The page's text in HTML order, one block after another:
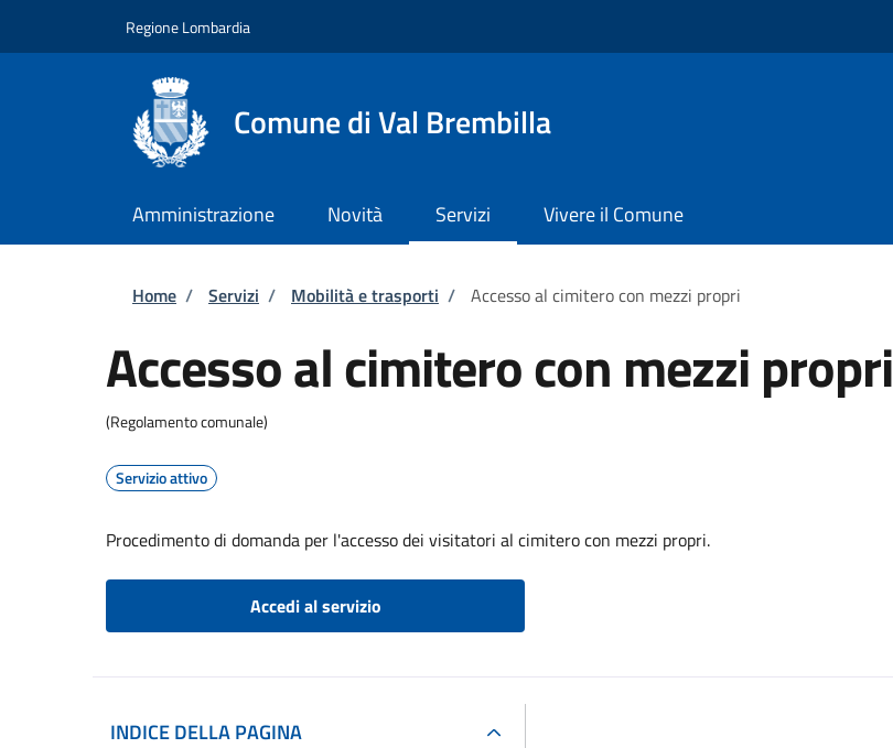
Regione Lombardia
Comune di Val Brembilla
Amministrazione Novità Servizi Vivere il Comune
Briciole di pane
Home / Servizi / Mobilità e trasporti / Accesso al cimitero con mezzi propri
Accesso al cimitero con mezzi propri
(Regolamento comunale)
Servizio attivo
Procedimento di domanda per l'accesso dei visitatori al cimitero con mezzi propri.
Accedi al servizio
INDICE DELLA PAGINA